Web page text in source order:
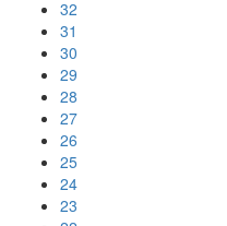
32
31
30
29
28
27
26
25
24
23